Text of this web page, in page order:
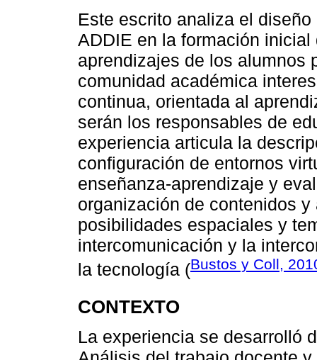
Este escrito analiza el
ADDIE en la formación
aprendizajes de los alumnos
comunidad académica
continua, orientada al
serán los responsables de
experiencia articula la
configuración de entornos
enseñanza-aprendizaje y
organización de contenidos
posibilidades espaciales y
intercomunicación y la
la tecnología (Bustos y Coll,
CONTEXTO
La experiencia se desarrolló